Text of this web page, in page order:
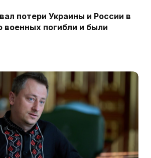
потери Украины и России в
военных погибли и были